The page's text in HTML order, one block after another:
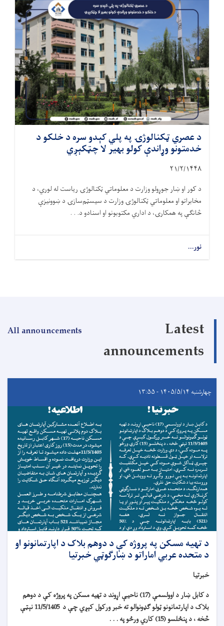
د عصري ټکنالوژۍ په پلي کېدو سره د خلکو د
خدمتونو وړاندې کولو بهیر لا چټکېږي
۲۱/۲/۱۴۴۸
د کور او ښار جوړولو وزارت د معلوماتي ټکنالوژۍ ریاست له لوري، د
مخابراتو او معلوماتي ټکنالوژۍ وزارت د سیسټم‌سازۍ د ښوونیزې
څانګې په همکارۍ، د اداري مکتوبونو او اسنادو د. . .
نور...
Latest
announcements
All announcements
چهارشنبه ۱۴۰۵/۵/۱۴ - ۱۳:۵۵
د تهیه مسکن په پروژه کې د دوهم بلاک د اپارتمانونو او
د متحده عربي اماراتو د ښارګوټي خبرتیا
خبرتیا
د کابل ښار د اوولسمې (17) ناحیې اړوند د تهیه مسکن په پروژه کې د دوهم
بلاک د اپارتمانونو ټولو ګډونوالو ته خبر ورکول کېږي چې د 11/5/1405 نېټې
څخه ، د پنځلسو (15) کاري ورځو په . . .